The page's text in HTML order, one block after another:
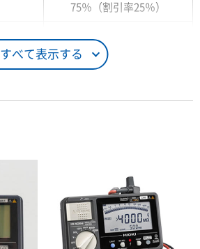
すべて表示する
75％（割引率25％）
100％（割引率 0％）
90％（割引率10％）
80％（割引率20％）